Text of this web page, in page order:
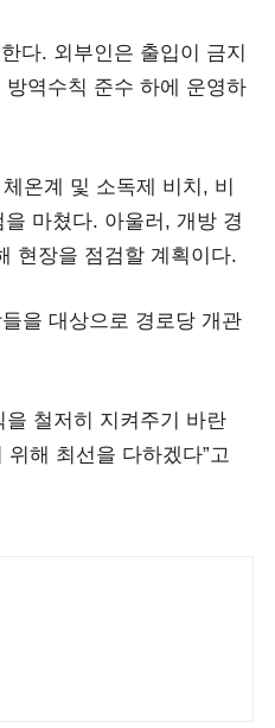
다. 외부인은 출입이 금지
역수칙 준수 하에 운영하
온계 및 소독제 비치, 비
마쳤다. 아울러, 개방 경
현장을 점검할 계획이다.
을 대상으로 경로당 개관
철저히 지켜주기 바란
해 최선을 다하겠다”고